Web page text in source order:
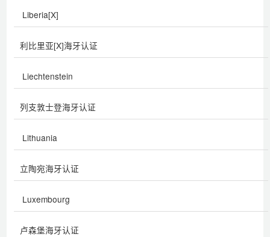
Liberia[X]
利比里亚[X]海牙认证
Liechtenstein
列支敦士登海牙认证
Lithuania
立陶宛海牙认证
Luxembourg
卢森堡海牙认证